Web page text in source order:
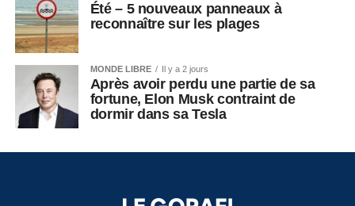
Été – 5 nouveaux panneaux à
reconnaître sur les plages
MONDE LIBRE Il y a 2 jours
Après avoir perdu une partie de sa
fortune, Elon Musk contraint de
dormir dans sa Tesla